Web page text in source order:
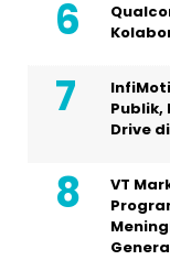
Publik,
Drive
VT